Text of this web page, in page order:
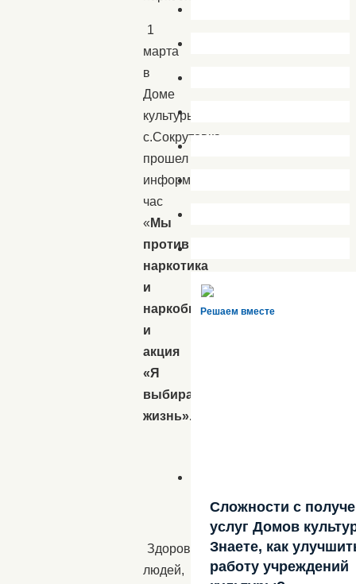
1
марта
в
Доме
культуры
с.Сокрутовка
прошел
информационный
час
« Мы
против
наркотика
и
наркобизнеса»
и
акция
«Я
выбираю
жизнь».
Здоровье
людей,
Решаем вместе
Сложности с
услуг Домов
Знаете, как
работу учреждений